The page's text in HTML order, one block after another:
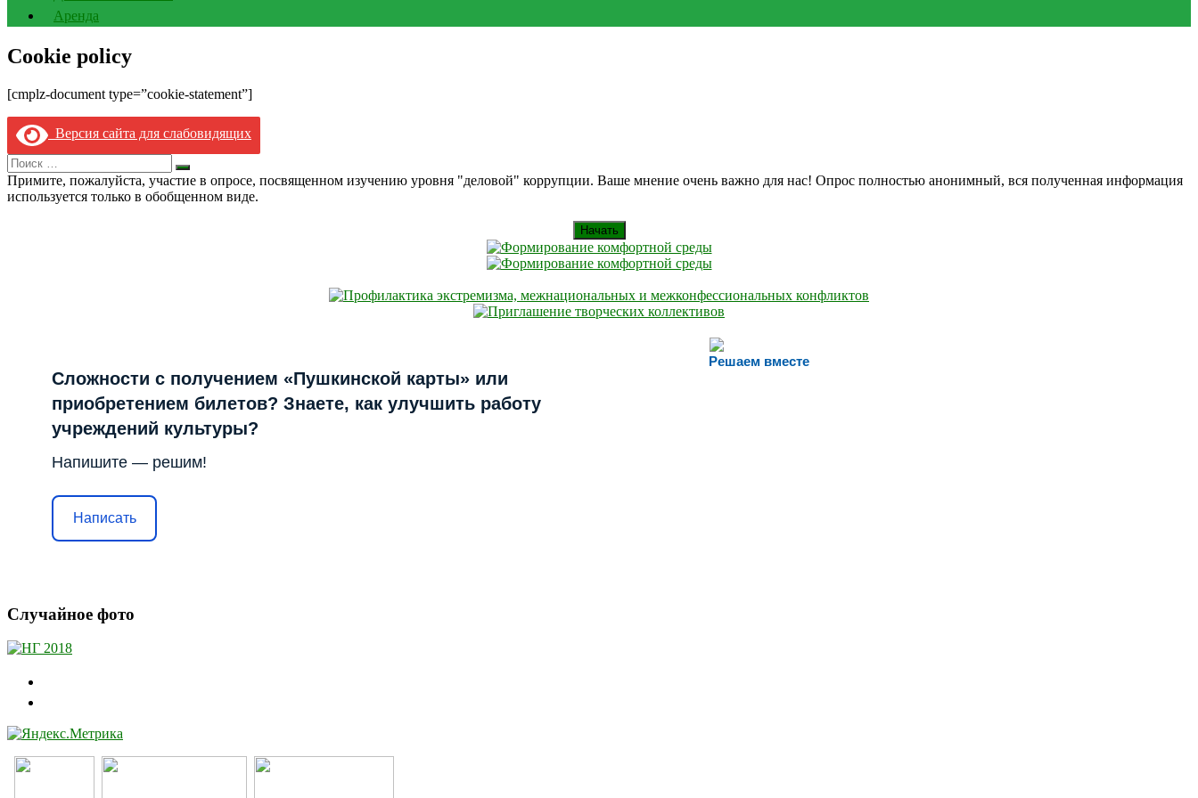
Аренда
Cookie policy
[cmplz-document type=”cookie-statement”]
Версия сайта для слабовидящих
Search
for:
Искать
Примите, пожалуйста, участие в опросе, посвященном изучению уровня "деловой" коррупции. Ваше мнение очень важно для нас! Опрос полностью анонимный, вся полученная информация
используется только в обобщенном виде.
Начать
Решаем вместе
Сложности с получением «Пушкинской карты» или
приобретением билетов? Знаете, как улучшить работу
учреждений культуры?
Напишите — решим!
Написать
Случайное фото